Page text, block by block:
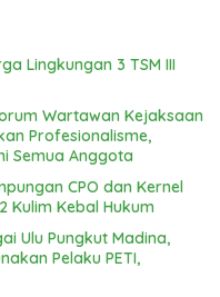
Lingkungan 3 TSM III
Wartawan Kejaksaan
Profesionalisme,
Semua Anggota
CPO dan Kernel
Kulim Kebal Hukum
Ulu Pungkut Madina,
Pelaku PETI,